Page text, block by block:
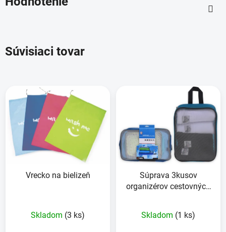
Súvisiaci tovar
Vrecko na bielizeň
Skladom (3 ks)
Súprava 3kusov
organizérov cestovných
Skladom (1 ks)